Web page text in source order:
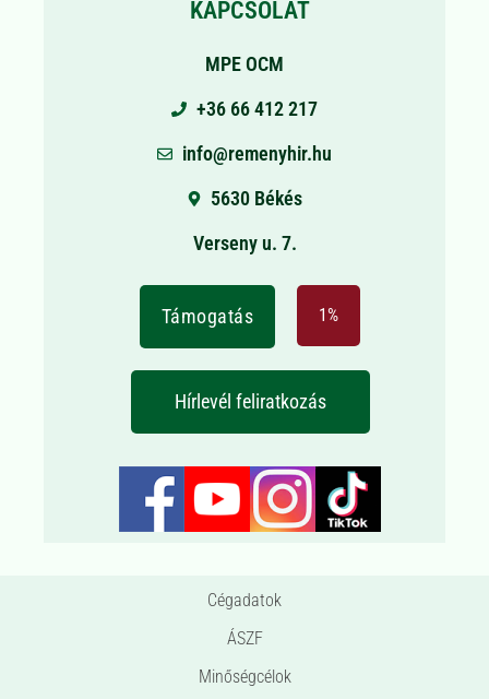
KAPCSOLAT
MPE OCM
+36 66 412 217
info@remenyhir.hu
5630 Békés
Verseny u. 7.
Támogatás 1%
Hírlevél feliratkozás
Cégadatok
ÁSZF
Minőségcélok